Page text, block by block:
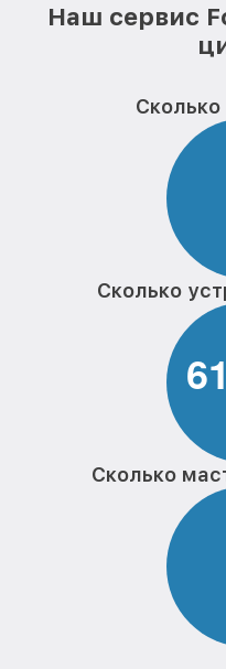
Наш сервис
Сколько
61
Сколько